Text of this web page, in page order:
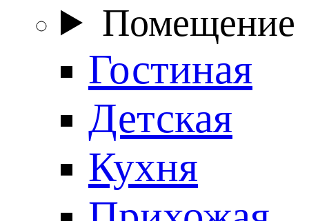
Помещение
Гостиная
Детская
Кухня